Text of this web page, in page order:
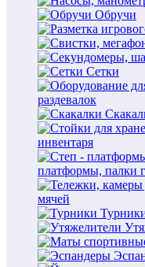
Обручи
Сетки
раздевалок
инвентаря
платформы, палки
мячей